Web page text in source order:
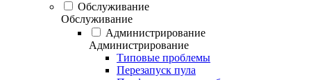
Обслуживание
Обслуживание
Администрирование
Администрирование
Типовые проблемы
Перезапуск пула